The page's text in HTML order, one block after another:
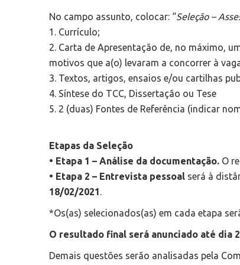
No campo assunto, colocar: “Seleção –
1. Currículo;
2. Carta de Apresentação de, no máximo,
motivos que a(o) levaram a concorrer à
3. Textos, artigos, ensaios e/ou cartilhas
4. Síntese do TCC, Dissertação ou Tese
5. 2 (duas) Fontes de Referência (indicar
Etapas da Seleção
• Etapa 1 – Análise da documentação. O
• Etapa 2 – Entrevista pessoal será à
18/02/2021.
*Os(as) selecionados(as) em cada etapa
O resultado final será anunciado até dia
Demais questões serão analisadas pela